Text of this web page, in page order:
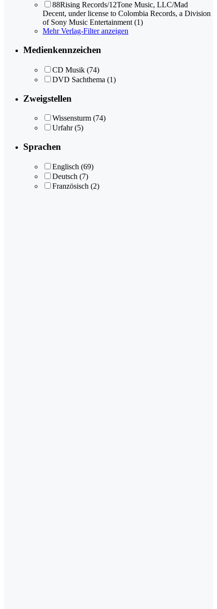
88Rising Records/12Tone Music, LLC/Mad
Decent, under license to Colombia Records, a Division
of Sony Music Entertainment (1)
Mehr Verlag-Filter anzeigen
Medienkennzeichen
CD Musik (74)
DVD Sachthema (1)
Zweigstellen
Wissensturm (74)
Urfahr (5)
Sprachen
Englisch (69)
Deutsch (7)
Französisch (2)